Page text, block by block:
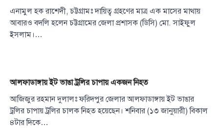
এনামুল হক রাশেদী, চট্টগ্রামঃ দায়িত্ব গ্রহণের মাত্র এক মাসের মাথায়
আবারও বদলি হলেন চট্টগ্রামের জেলা প্রশাসক (ডিসি) মো. সাইফুল
ইসলাম।…
আলফাডাঙ্গায় ইট ভাঙা ট্রলির চাপায় একজন নিহত
আজিজুর রহমান দুলালঃ ফরিদপুর জেলার আলফাডাঙ্গায় ইট ভাঙার
ট্রলির চাপায় ট্রলির চালক নিহত হয়েছেন। শনিবার (১৩ জানুয়ারী) বিকাল
৪টার দিকে…